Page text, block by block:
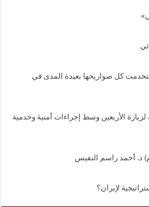
كل صواريخها بعيدة المدى في
لزيارة الأربعين وسط إجراءات أمنية وخدمية
د. أحمد راسم النفيس
لإيران؟